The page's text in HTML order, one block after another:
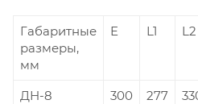
Габаритные
размеры,
мм
E L1 L2
ДН-8 300 277